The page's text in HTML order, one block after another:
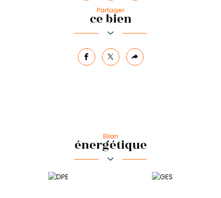
Commerces et santé Loisirs
Bibliothèque
Partager
ce bien
facebooktwitterPlus
de
Bilan
énergétique